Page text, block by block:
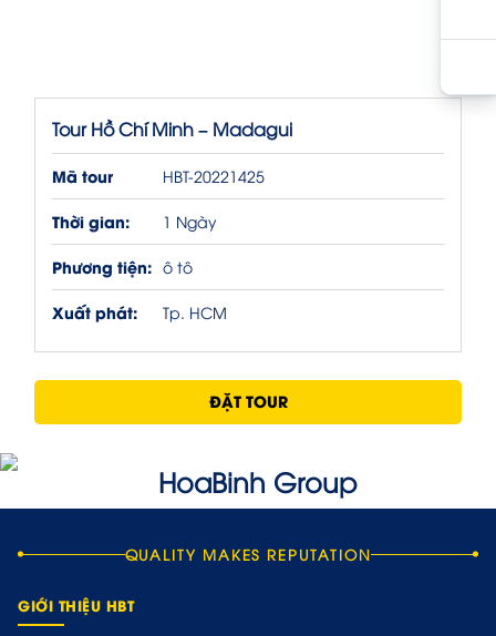
Tour Hồ Chí Minh – Madagui
Mã tour HBT-20221425
Thời gian: 1 Ngày
Phương tiện: ô tô
Xuất phát: Tp. HCM
ĐẶT TOUR
QUALITY MAKES REPUTATION
GIỚI THIỆU HBT